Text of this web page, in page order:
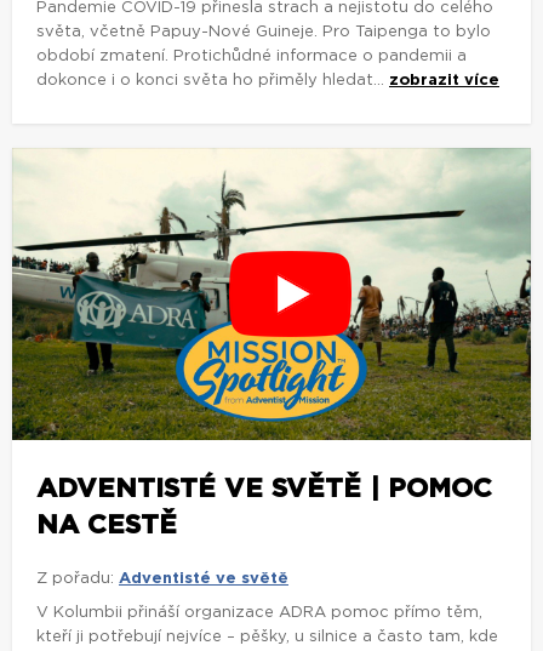
Pandemie COVID-19 přinesla strach a nejistotu do celého
světa, včetně Papuy-Nové Guineje. Pro Taipenga to bylo
období zmatení. Protichůdné informace o pandemii a
dokonce i o konci světa ho přiměly hledat... zobrazit více
ADVENTISTÉ VE SVĚTĚ | POMOC
NA CESTĚ
Z pořadu: Adventisté ve světě
V Kolumbii přináší organizace ADRA pomoc přímo těm,
kteří ji potřebují nejvíce – pěšky, u silnice a často tam, kde